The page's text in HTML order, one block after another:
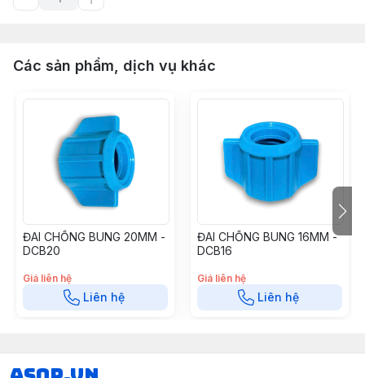
Các sản phẩm, dịch vụ khác
ĐAI CHỐNG BUNG 20MM -
DCB20
Giá liên hệ
Liên hệ
ĐAI CHỐNG BUNG 16MM -
DCB16
Giá liên hệ
Liên hệ